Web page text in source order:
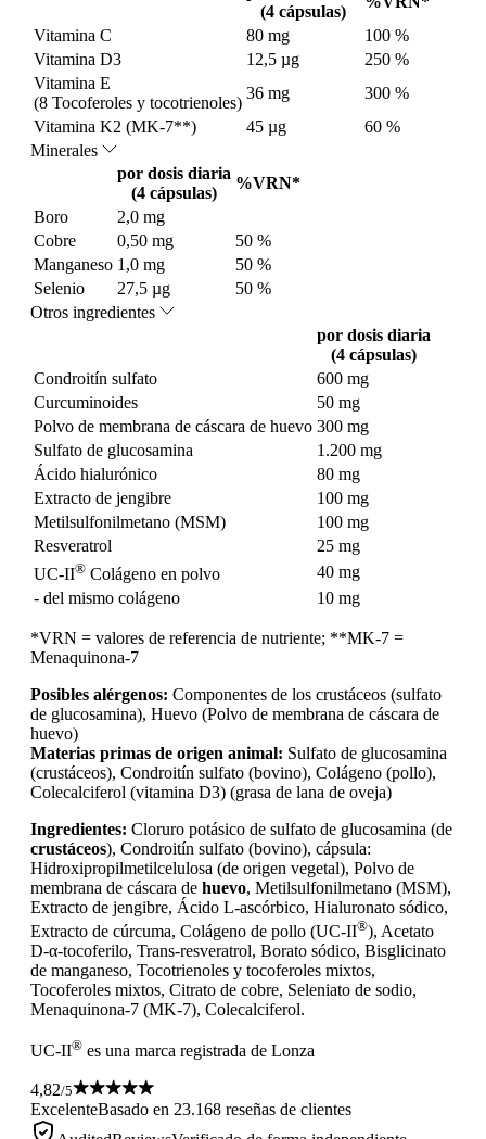
(4 cápsulas)
Vitamina C
80 mg
100 %
Vitamina D3
12,5 µg
250 %
Vitamina E
(8 Tocoferoles y tocotrienoles)
36 mg
300 %
Vitamina K2 (MK-7**)
45 µg
60 %
Minerales
por dosis diaria
(4 cápsulas)
%VRN*
Boro
2,0 mg
Cobre
0,50 mg
50 %
Manganeso 1,0 mg
50 %
Selenio
27,5 µg
50 %
Otros ingredientes
por dosis diaria
(4 cápsulas)
Condroitín sulfato
600 mg
Curcuminoides
50 mg
Polvo de membrana de cáscara de huevo 300 mg
Sulfato de glucosamina
1.200 mg
Ácido hialurónico
80 mg
Extracto de jengibre
100 mg
Metilsulfonilmetano (MSM)
100 mg
Resveratrol
25 mg
UC-II® Colágeno en polvo
40 mg
- del mismo colágeno
10 mg
*VRN = valores de referencia de nutriente; **MK-7 =
Menaquinona-7
Posibles alérgenos: Componentes de los crustáceos (sulfato
de glucosamina), Huevo (Polvo de membrana de cáscara de
huevo)
Materias primas de origen animal: Sulfato de glucosamina
(crustáceos), Condroitín sulfato (bovino), Colágeno (pollo),
Colecalciferol (vitamina D3) (grasa de lana de oveja)
Ingredientes: Cloruro potásico de sulfato de glucosamina (de
crustáceos), Condroitín sulfato (bovino), cápsula:
Hidroxipropilmetilcelulosa (de origen vegetal), Polvo de
membrana de cáscara de huevo, Metilsulfonilmetano (MSM),
Extracto de jengibre, Ácido L-ascórbico, Hialuronato sódico,
Extracto de cúrcuma, Colágeno de pollo (UC-II®), Acetato
D-α-tocoferilo, Trans-resveratrol, Borato sódico, Bisglicinato
de manganeso, Tocotrienoles y tocoferoles mixtos,
Tocoferoles mixtos, Citrato de cobre, Seleniato de sodio,
Menaquinona-7 (MK-7), Colecalciferol.
UC-II® es una marca registrada de Lonza
4,82/5
ExcelenteBasado en 23.168 reseñas de clientes